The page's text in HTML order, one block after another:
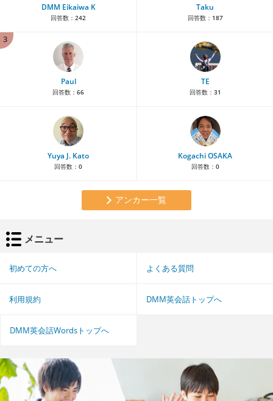
DMM Eikaiwa K
回答数： 242
Taku
回答数： 187
3
Paul
回答数： 66
TE
回答数： 31
Yuya J. Kato
回答数： 0
Kogachi OSAKA
回答数： 0
アンカー一覧
メニュー
初めての方へ よくある質問
利用規約 DMM英会話トップへ
DMM英会話Wordsトップへ